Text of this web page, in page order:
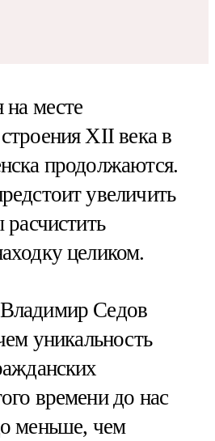
на месте
XII века в
продолжаются.
увеличить
целиком.
Седов
уникальность
времени до нас
меньше, чем